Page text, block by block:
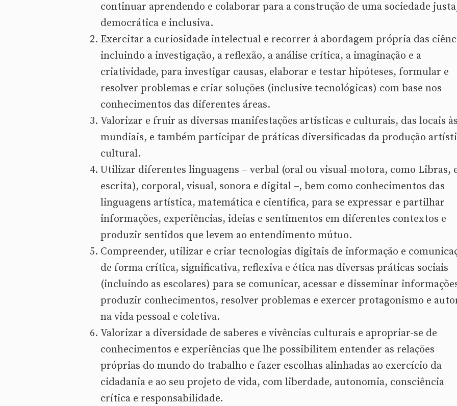
continuar aprendendo e colaborar para a construção de uma sociedade
democrática e inclusiva.
Exercitar a curiosidade intelectual e recorrer à abordagem própria das
incluindo a investigação, a reflexão, a análise crítica, a imaginação e a
criatividade, para investigar causas, elaborar e testar hipóteses, formular e
resolver problemas e criar soluções (inclusive tecnológicas) com base nos
conhecimentos das diferentes áreas.
Valorizar e fruir as diversas manifestações artísticas e culturais, das locais às
mundiais, e também participar de práticas diversificadas da produção
cultural.
Utilizar diferentes linguagens – verbal (oral ou visual-motora, como Libras,
escrita), corporal, visual, sonora e digital –, bem como conhecimentos das
linguagens artística, matemática e científica, para se expressar e partilhar
informações, experiências, ideias e sentimentos em diferentes contextos e
produzir sentidos que levem ao entendimento mútuo.
Compreender, utilizar e criar tecnologias digitais de informação e
de forma crítica, significativa, reflexiva e ética nas diversas práticas sociais
(incluindo as escolares) para se comunicar, acessar e disseminar
produzir conhecimentos, resolver problemas e exercer protagonismo e
na vida pessoal e coletiva.
Valorizar a diversidade de saberes e vivências culturais e apropriar-se de
conhecimentos e experiências que lhe possibilitem entender as relações
próprias do mundo do trabalho e fazer escolhas alinhadas ao exercício da
cidadania e ao seu projeto de vida, com liberdade, autonomia, consciência
crítica e responsabilidade.